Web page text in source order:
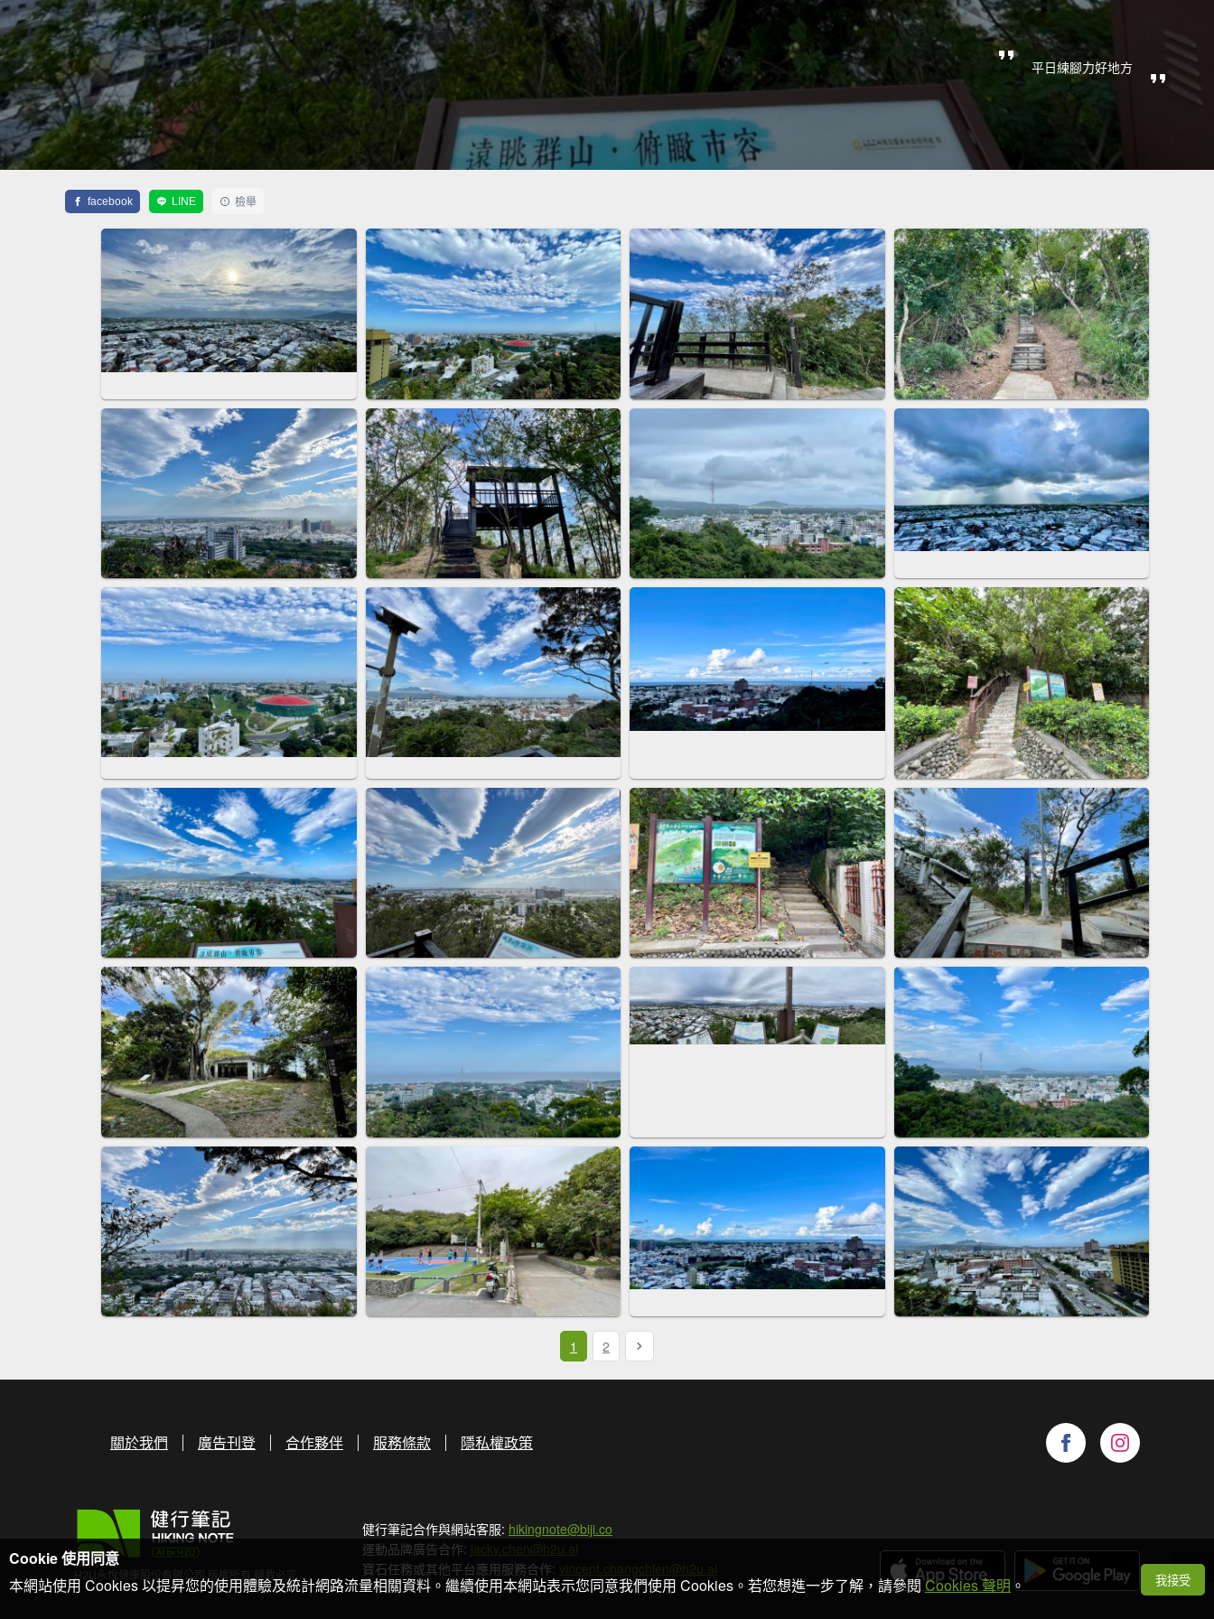
平日練腳力好地方
facebook LINE 檢舉
1 2
關於我們 廣告刊登 合作夥伴 服務條款 隱私權政策
H2U永悅健康股份有限公司 版權所有 轉載必究
健行筆記合作與網站客服: hikingnote@biji.co
運動品牌廣告合作: jacky.chen@h2u.ai
寶石任務或其他平台應用服務合作: vincent.changchien@h2u.ai
Cookie 使用同意
本網站使用 Cookies 以提昇您的使用體驗及統計網路流量相關資料。繼續使用本網站表示您同意我們使用 Cookies。若您想進一步了解，請參閱Cookies 聲明 。 我接受